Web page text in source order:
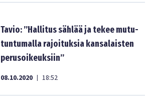
Tavio: ”Hallitus sählää ja tekee mutu-
tuntumalla rajoituksia kansalaisten
perusoikeuksiin”
08.10.2020 | 18:52